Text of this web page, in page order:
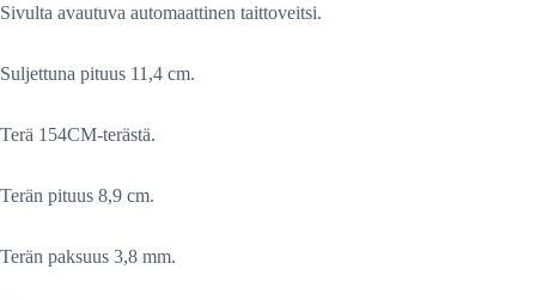
Sivulta avautuva automaattinen taittoveitsi.
Suljettuna pituus 11,4 cm.
Terä 154CM-terästä.
Terän pituus 8,9 cm.
Terän paksuus 3,8 mm.